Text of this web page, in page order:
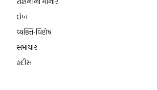
લેખ
વ્યક્તિ-વિશેષ
સમાચાર
હદીસ